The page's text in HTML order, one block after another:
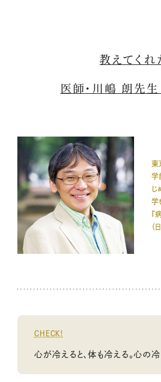
教えてくれ
医師・川嶋 朗先
東
学
じ
学
『
（
CHECK!
心が冷えると、体も冷える。心の